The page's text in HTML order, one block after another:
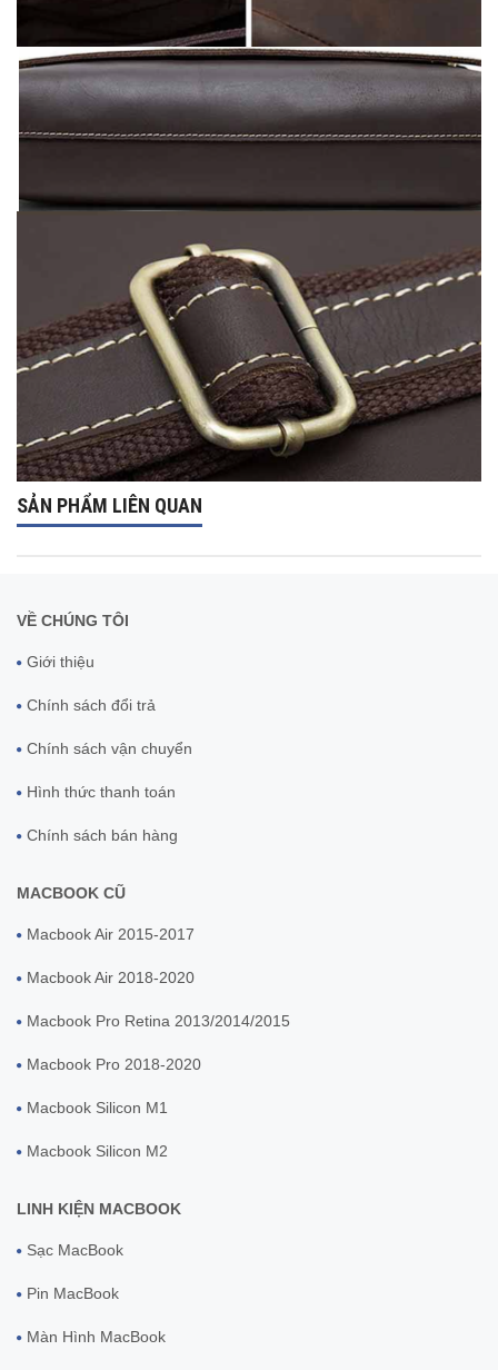
SẢN PHẨM LIÊN QUAN
VỀ CHÚNG TÔI
Giới thiệu
Chính sách đổi trả
Chính sách vận chuyển
Hình thức thanh toán
Chính sách bán hàng
MACBOOK CŨ
Macbook Air 2015-2017
Macbook Air 2018-2020
Macbook Pro Retina 2013/2014/2015
Macbook Pro 2018-2020
Macbook Silicon M1
Macbook Silicon M2
LINH KIỆN MACBOOK
Sạc MacBook
Pin MacBook
Màn Hình MacBook